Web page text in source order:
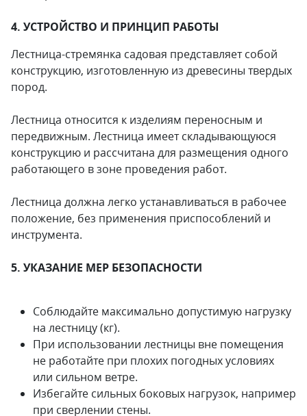
4. УСТРОЙСТВО И ПРИНЦИП РАБОТЫ
Лестница-стремянка садовая представляет собой
конструкцию, изготовленную из древесины твердых
пород.
Лестница относится к изделиям переносным и
передвижным. Лестница имеет складывающуюся
конструкцию и рассчитана для размещения одного
работающего в зоне проведения работ.
Лестница должна легко устанавливаться в рабочее
положение, без применения приспособлений и
инструмента.
5. УКАЗАНИЕ МЕР БЕЗОПАСНОСТИ
Соблюдайте максимально допустимую нагрузку
на лестницу (кг).
При использовании лестницы вне помещения
не работайте при плохих погодных условиях
или сильном ветре.
Избегайте сильных боковых нагрузок, например
при сверлении стены.